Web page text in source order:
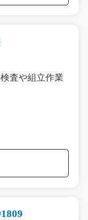
査や組立作業